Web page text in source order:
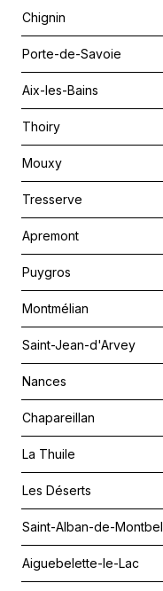
Chignin
Porte-de-Savoie
Aix-les-Bains
Thoiry
Mouxy
Tresserve
Apremont
Puygros
Montmélian
Saint-Jean-d'Arvey
Nances
Chapareillan
La Thuile
Les Déserts
Saint-Alban-de-Montbel
Aiguebelette-le-Lac